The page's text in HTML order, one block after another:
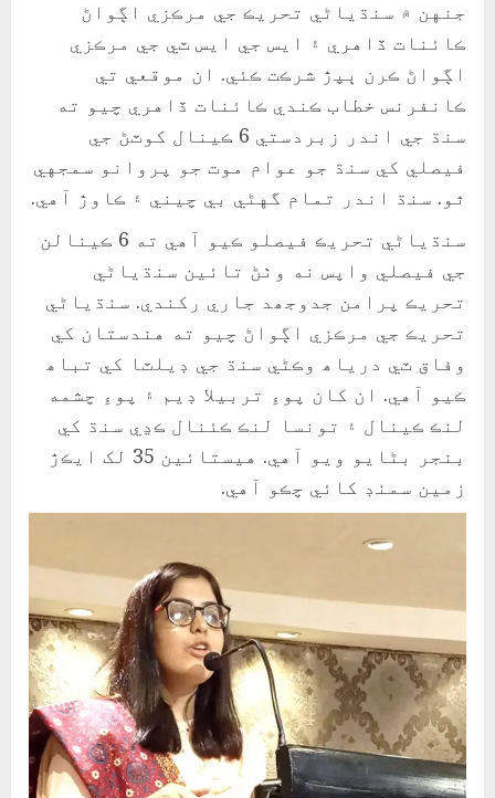
جنهن ۾ سنڌياڻي تحريڪ جي مرڪزي اڳواڻ
ڪائنات ڏاهري ۽ ايس جي ايس ٽي جي مرڪزي
اڳواڻ ڪرن ٻپڙ شرڪت ڪئي. ان موقعي تي
ڪانفرنس خطاب ڪندي ڪائنات ڏاهري چيو ته
سنڌ جي اندر زبردستي 6 ڪينال کوٽڻ جي
فيصلي کي سنڌ جو عوام موت جو پروانو سمجهي
ٿو. سنڌ اندر تمام گهڻي بي چيني ۽ ڪاوڙ آهي.
سنڌياڻي تحريڪ فيصلو ڪيو آهي ته 6 ڪينالن
جي فيصلي واپس نه وٺڻ تائين سنڌياڻي
تحريڪ پرامن جدوجھد جاري رکندي. سنڌياڻي
تحريڪ جي مرڪزي اڳواڻ چيو ته هندستان کي
وفاق ٽي درياھ وڪڻي سنڌ جي ڊيلٽا کي تباھ
ڪيو آهي. ان کان پوءِ تربيلا ڊيم ۽ پوءِ چشمه
لنڪ ڪينال ۽ تونسا لنڪ ڪئنال ڪڍي سنڌ کي
بنجر بڻايو ويو آهي. هيستائين 35 لک ايڪڙ
زمين سمنڊ کائي چڪو آهي.